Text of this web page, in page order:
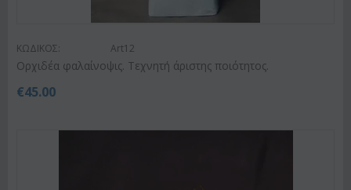
ΚΩΔΙΚΟΣ: Art12
Ορχιδέα φαλαίνοψις. Τεχνητή άριστης ποιότητος.
€45.00